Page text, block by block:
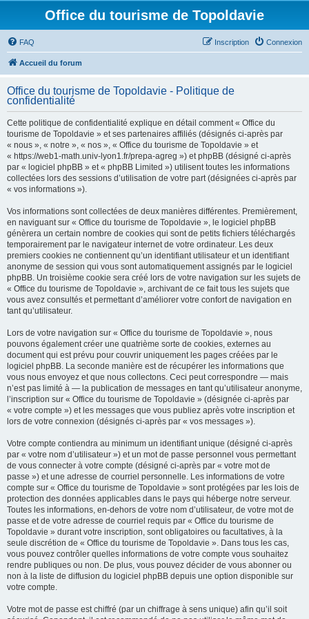
Office du tourisme de Topoldavie
FAQ Connexion
Inscription
Accueil du forum
Office du tourisme de Topoldavie - Politique de
confidentialité
Cette politique de confidentialité explique en détail comment « Office du
tourisme de Topoldavie » et ses partenaires affiliés (désignés ci-après par
« nous », « notre », « nos », « Office du tourisme de Topoldavie » et
« https://web1-math.univ-lyon1.fr/prepa-agreg ») et phpBB (désigné ci-après
par « logiciel phpBB » et « phpBB Limited ») utilisent toutes les informations
collectées lors des sessions d’utilisation de votre part (désignées ci-après par
« vos informations »).
Vos informations sont collectées de deux manières différentes. Premièrement,
en naviguant sur « Office du tourisme de Topoldavie », le logiciel phpBB
génèrera un certain nombre de cookies qui sont de petits fichiers téléchargés
temporairement par le navigateur internet de votre ordinateur. Les deux
premiers cookies ne contiennent qu’un identifiant utilisateur et un identifiant
anonyme de session qui vous sont automatiquement assignés par le logiciel
phpBB. Un troisième cookie sera créé lors de votre navigation sur les sujets de
« Office du tourisme de Topoldavie », archivant de ce fait tous les sujets que
vous avez consultés et permettant d’améliorer votre confort de navigation en
tant qu’utilisateur.
Lors de votre navigation sur « Office du tourisme de Topoldavie », nous
pouvons également créer une quatrième sorte de cookies, externes au
document qui est prévu pour couvrir uniquement les pages créées par le
logiciel phpBB. La seconde manière est de récupérer les informations que
vous nous envoyez et que nous collectons. Ceci peut correspondre — mais
n’est pas limité à — la publication de messages en tant qu’utilisateur anonyme,
l’inscription sur « Office du tourisme de Topoldavie » (désignée ci-après par
« votre compte ») et les messages que vous publiez après votre inscription et
lors de votre connexion (désignés ci-après par « vos messages »).
Votre compte contiendra au minimum un identifiant unique (désigné ci-après
par « votre nom d’utilisateur ») et un mot de passe personnel vous permettant
de vous connecter à votre compte (désigné ci-après par « votre mot de
passe ») et une adresse de courriel personnelle. Les informations de votre
compte sur « Office du tourisme de Topoldavie » sont protégées par les lois de
protection des données applicables dans le pays qui héberge notre serveur.
Toutes les informations, en-dehors de votre nom d’utilisateur, de votre mot de
passe et de votre adresse de courriel requis par « Office du tourisme de
Topoldavie » durant votre inscription, sont obligatoires ou facultatives, à la
seule discrétion de « Office du tourisme de Topoldavie ». Dans tous les cas,
vous pouvez contrôler quelles informations de votre compte vous souhaitez
rendre publiques ou non. De plus, vous pouvez décider de vous abonner ou
non à la liste de diffusion du logiciel phpBB depuis une option disponible sur
votre compte.
Votre mot de passe est chiffré (par un chiffrage à sens unique) afin qu’il soit